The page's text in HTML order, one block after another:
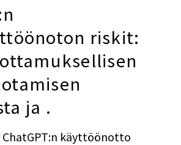
riskit:
ja .
ChatGPT:n käyttöönotto